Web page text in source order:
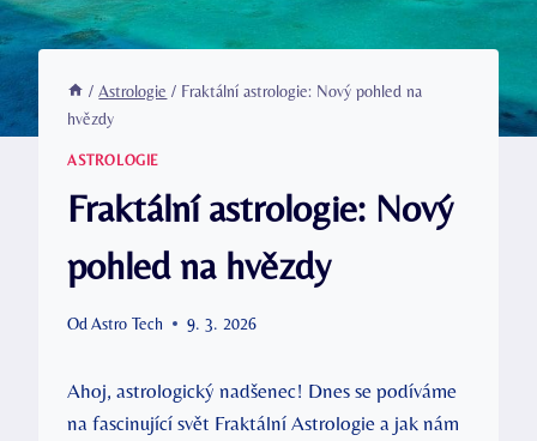
/ Astrologie / Fraktální astrologie: Nový pohled na
hvězdy
ASTROLOGIE
Fraktální astrologie: Nový
pohled na hvězdy
Od Astro Tech 9. 3. 2026
Ahoj, astrologický nadšenec! ⁤Dnes se podíváme
na fascinující svět Fraktální Astrologie a jak⁢ nám